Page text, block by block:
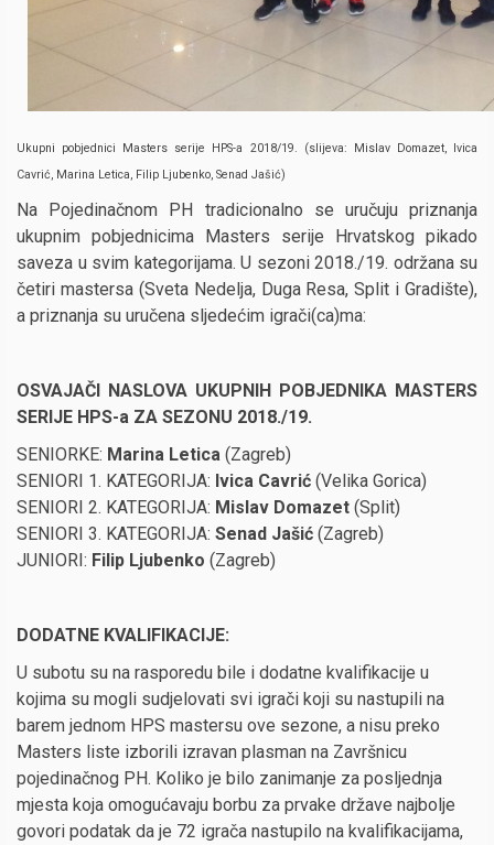
Ukupni pobjednici Masters serije HPS-a 2018/19. (slijeva: Mislav Domazet, Ivica
Cavrić, Marina Letica, Filip Ljubenko, Senad Jašić)
Na Pojedinačnom PH tradicionalno se uručuju priznanja
ukupnim pobjednicima Masters serije Hrvatskog pikado
saveza u svim kategorijama. U sezoni 2018./19. održana su
četiri mastersa (Sveta Nedelja, Duga Resa, Split i Gradište),
a priznanja su uručena sljedećim igrači(ca)ma:
OSVAJAČI NASLOVA UKUPNIH POBJEDNIKA MASTERS
SERIJE HPS-a ZA SEZONU 2018./19.
SENIORKE: Marina Letica (Zagreb)
SENIORI 1. KATEGORIJA: Ivica Cavrić (Velika Gorica)
SENIORI 2. KATEGORIJA: Mislav Domazet (Split)
SENIORI 3. KATEGORIJA: Senad Jašić (Zagreb)
JUNIORI: Filip Ljubenko (Zagreb)
DODATNE KVALIFIKACIJE:
U subotu su na rasporedu bile i dodatne kvalifikacije u
kojima su mogli sudjelovati svi igrači koji su nastupili na
barem jednom HPS mastersu ove sezone, a nisu preko
Masters liste izborili izravan plasman na Završnicu
pojedinačnog PH. Koliko je bilo zanimanje za posljednja
mjesta koja omogućavaju borbu za prvake države najbolje
govori podatak da je 72 igrača nastupilo na kvalifikacijama,